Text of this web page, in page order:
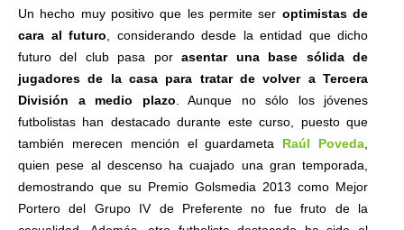
Un hecho muy positivo que les permite ser optimistas de
cara al futuro , considerando desde la entidad que dicho
futuro del club pasa porasentar una base sólida de
jugadores de la casa para tratar de volver a Tercera
División a medio plazo . Aunque no sólo los jóvenes
futbolistas han destacado durante este curso, puesto que
también merecen mención el guardameta Raúl Poveda
quien pese al descenso ha cuajado una gran temporada,
demostrando que su Premio Golsmedia 2013 como Mejor
Portero del Grupo IV de Preferente no fue fruto de la